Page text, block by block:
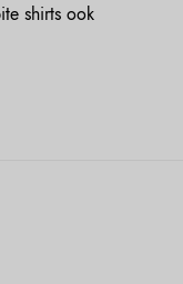
shirts ook